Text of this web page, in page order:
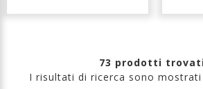
73 prodotti
I risultati di ricerca sono mostrati